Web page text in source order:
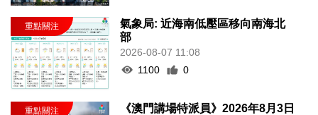
氣象局: 近海南低壓區移向南海北
部
2026-08-07 11:08
1100
0
《澳門講場特派員》2026年8月3日